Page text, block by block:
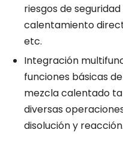
riesgos de
calentamiento
etc.
Integración
funciones básicas
mezcla calentado
diversas
disolución y reacción.